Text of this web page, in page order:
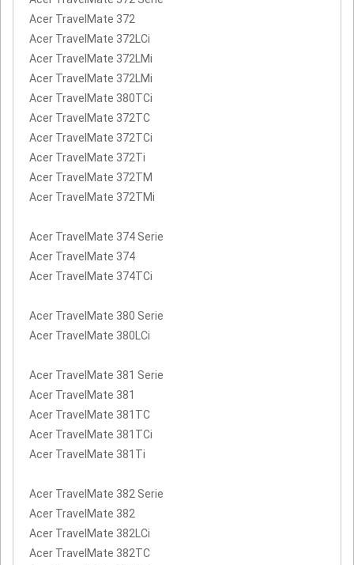
Acer TravelMate 372
Acer TravelMate 372LCi
Acer TravelMate 372LMi
Acer TravelMate 372LMi
Acer TravelMate 380TCi
Acer TravelMate 372TC
Acer TravelMate 372TCi
Acer TravelMate 372Ti
Acer TravelMate 372TM
Acer TravelMate 372TMi
Acer TravelMate 374 Serie
Acer TravelMate 374
Acer TravelMate 374TCi
Acer TravelMate 380 Serie
Acer TravelMate 380LCi
Acer TravelMate 381 Serie
Acer TravelMate 381
Acer TravelMate 381TC
Acer TravelMate 381TCi
Acer TravelMate 381Ti
Acer TravelMate 382 Serie
Acer TravelMate 382
Acer TravelMate 382LCi
Acer TravelMate 382TC